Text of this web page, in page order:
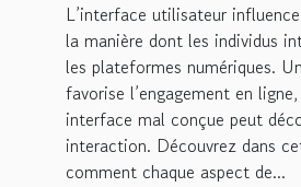
L’interface utilisateur
la manière dont les individus
les plateformes numériques.
favorise l’engagement en
interface mal conçue peut
interaction. Découvrez dans
comment chaque aspect de...